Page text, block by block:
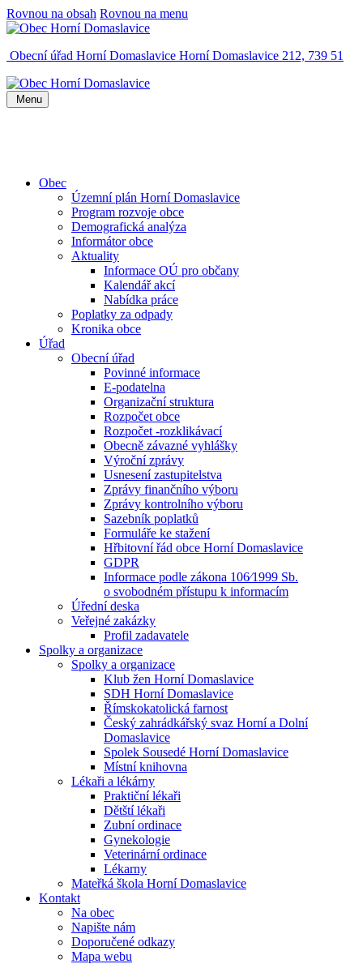
Rovnou na obsah Rovnou na menu
Obecní úřad Horní Domaslavice Horní Domaslavice 212, 739 51
Menu
Obec
Územní plán Horní Domaslavice
Program rozvoje obce
Demografická analýza
Informátor obce
Aktuality
Informace OÚ pro občany
Kalendář akcí
Nabídka práce
Poplatky za odpady
Kronika obce
Úřad
Obecní úřad
Povinné informace
E-podatelna
Organizační struktura
Rozpočet obce
Rozpočet -rozklikávací
Obecně závazné vyhlášky
Výroční zprávy
Usnesení zastupitelstva
Zprávy finančního výboru
Zprávy kontrolního výboru
Sazebník poplatků
Formuláře ke stažení
Hřbitovní řád obce Horní Domaslavice
GDPR
Informace podle zákona 106⁄1999 Sb.
o svobodném přístupu k informacím
Úřední deska
Veřejné zakázky
Profil zadavatele
Spolky a organizace
Spolky a organizace
Klub žen Horní Domaslavice
SDH Horní Domaslavice
Římskokatolická farnost
Český zahrádkářský svaz Horní a Dolní
Domaslavice
Spolek Sousedé Horní Domaslavice
Místní knihovna
Lékaři a lékárny
Praktiční lékaři
Dětští lékaři
Zubní ordinace
Gynekologie
Veterinární ordinace
Lékarny
Mateřká škola Horní Domaslavice
Kontakt
Na obec
Napište nám
Doporučené odkazy
Mapa webu